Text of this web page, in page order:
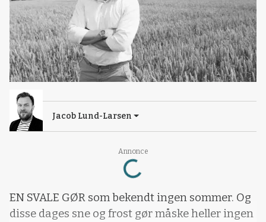
Annonce
Loading...
Jacob Lund-Larsen
EN SVALE GØR som bekendt ingen sommer. Og
disse dages sne og frost gør måske heller ingen